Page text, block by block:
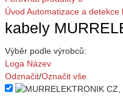
Úvod Automatizace a detekce
kabely
Výběr podle výrobců:
Loga Název
Odznačit/Označit vše